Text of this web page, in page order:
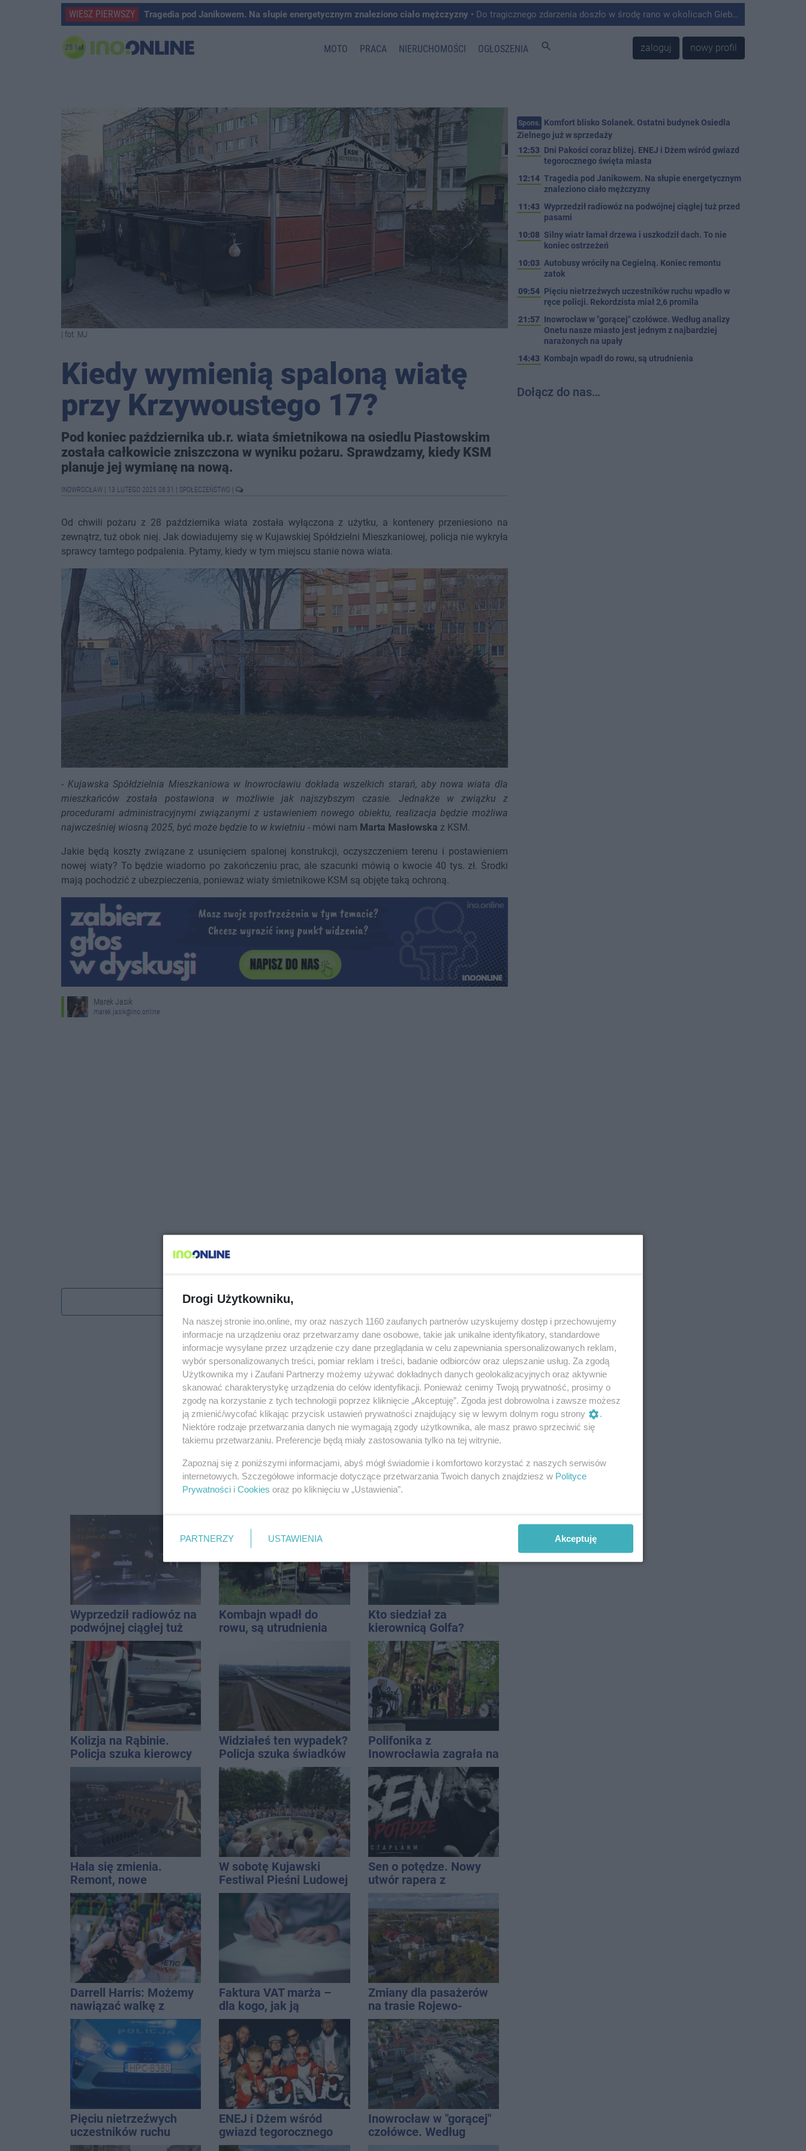
WIESZ PIERWSZY Tragedia pod Janikowem. Na słupie energetycznym znaleziono ciało mężczyzny • Do tragicznego zdarzenia doszło w środę rano w okolicach Giebni koło Janikowa. Wówczas na słupie energetycznym odnaleziono ciało mężczyzny.
MOTO PRACA NIERUCHOMOŚCI OGŁOSZENIA search zaloguj nowy profil
| fot. MJ
Kiedy wymienią spaloną wiatę
przy Krzywoustego 17?
Pod koniec października ub.r. wiata śmietnikowa na osiedlu Piastowskim
została całkowicie zniszczona w wyniku pożaru. Sprawdzamy, kiedy KSM
planuje jej wymianę na nową.
INOWROCŁAW 13 LUTEGO 2025 08:31 SPOŁECZEŃSTWO
Od chwili pożaru z 28 października wiata została wyłączona z użytku, a kontenery przeniesiono na
zewnątrz, tuż obok niej. Jak dowiadujemy się w Kujawskiej Spółdzielni Mieszkaniowej, policja nie wykryła
sprawcy tamtego podpalenia. Pytamy, kiedy w tym miejscu stanie nowa wiata.
- Kujawska Spółdzielnia Mieszkaniowa w Inowrocławiu dokłada wszelkich starań, aby nowa wiata dla
mieszkańców została postawiona w możliwie jak najszybszym czasie. Jednakże w związku z
procedurami administracyjnymi związanymi z ustawieniem nowego obiektu, realizacja będzie możliwa
najwcześniej wiosną 2025, być może będzie to w kwietniu - mówi nam Marta Masłowska z KSM.
Jakie będą koszty związane z usunięciem spalonej konstrukcji, oczyszczeniem terenu i postawieniem
nowej wiaty? To będzie wiadomo po zakończeniu prac, ale szacunki mówią o kwocie 40 tys. zł. Środki
mają pochodzić z ubezpieczenia, ponieważ wiaty śmietnikowe KSM są objęte taką ochroną.
Marek Jasik
marek.jasik@ino.online
Obserwuj nas w Google News
Wyprzedził radiowóz na
podwójnej ciągłej tuż
przed pasami
Kombajn wpadł do
rowu, są utrudnienia
Kto siedział za
kierownicą Golfa?
Kierowca zbiegł po
kolizji
Kolizja na Rąbinie.
Policja szuka kierowcy
Golfa
Widziałeś ten wypadek?
Policja szuka świadków
Polifonika z
Inowrocławia zagrała na
Harendzie. Muzyczny
hołd dla Jana
Kasprowicza
Hala się zmienia.
Remont, nowe
nagłośnienie, a przed
wejściem stanie
QEMETICA ARENA
W sobotę Kujawski
Festiwal Pieśni Ludowej
Sen o potędze. Nowy
utwór rapera z
Inowrocławia przeciwko
uzależnieniom
Darrell Harris: Możemy
nawiązać walkę z
każdym w tej lidze
Faktura VAT marża –
dla kogo, jak ją
wystawić i jak rozliczyć
Zmiany dla pasażerów
na trasie Rojewo-
Inowrocław
Pięciu nietrzeźwych
uczestników ruchu
wpadło w ręce policji.
ENEJ i Dżem wśród
gwiazd tegorocznego
święta miasta
Inowrocław w "gorącej"
czołówce. Według
Spons. Komfort blisko Solanek. Ostatni budynek Osiedla
Zielnego już w sprzedaży
12:53 Dni Pakości coraz bliżej. ENEJ i Dżem wśród gwiazd
tegorocznego święta miasta
12:14 Tragedia pod Janikowem. Na słupie energetycznym
znaleziono ciało mężczyzny
11:43 Wyprzedził radiowóz na podwójnej ciągłej tuż przed
pasami
10:08 Silny wiatr łamał drzewa i uszkodził dach. To nie
koniec ostrzeżeń
10:03 Autobusy wróciły na Cegielną. Koniec remontu
zatok
09:54 Pięciu nietrzeźwych uczestników ruchu wpadło w
ręce policji. Rekordzista miał 2,6 promila
21:57 Inowrocław w "gorącej" czołówce. Według analizy
Onetu nasze miasto jest jednym z najbardziej
narażonych na upały
14:43 Kombajn wpadł do rowu, są utrudnienia
Dołącz do nas…
Drogi Użytkowniku,
Na naszej stronie ino.online, my oraz naszych 1160 zaufanych partnerów uzyskujemy dostęp i przechowujemy
informacje na urządzeniu oraz przetwarzamy dane osobowe, takie jak unikalne identyfikatory, standardowe
informacje wysyłane przez urządzenie czy dane przeglądania w celu zapewniania spersonalizowanych reklam,
wybór spersonalizowanych treści, pomiar reklam i treści, badanie odbiorców oraz ulepszanie usług. Za zgodą
Użytkownika my i Zaufani Partnerzy możemy używać dokładnych danych geolokalizacyjnych oraz aktywnie
skanować charakterystykę urządzenia do celów identyfikacji. Ponieważ cenimy Twoją prywatność, prosimy o
zgodę na korzystanie z tych technologii poprzez kliknięcie „Akceptuję”. Zgoda jest dobrowolna i zawsze możesz
ją zmienić/wycofać klikając przycisk ustawień prywatności znajdujący się w lewym dolnym rogu strony
.
Niektóre rodzaje przetwarzania danych nie wymagają zgody użytkownika, ale masz prawo sprzeciwić się
takiemu przetwarzaniu. Preferencje będą miały zastosowania tylko na tej witrynie.
Zapoznaj się z poniższymi informacjami, abyś mógł świadomie i komfortowo korzystać z naszych serwisów
internetowych. Szczegółowe informacje dotyczące przetwarzania Twoich danych znajdziesz w Polityce
Prywatności i Cookies oraz po kliknięciu w „Ustawienia”.
PARTNERZY USTAWIENIA Akceptuję